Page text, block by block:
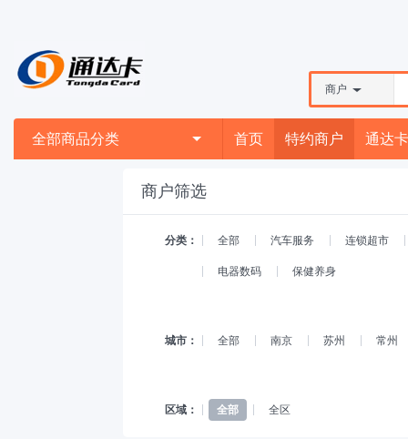
商户
全部商品分类 首页 特约商户 通达卡
商户筛选
分类： 全部 汽车服务 连锁超市
电器数码 保健养身
城市： 全部 南京 苏州 常州
区域： 全部 全区